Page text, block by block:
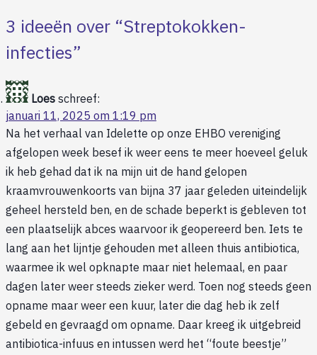
3 ideeën over “Streptokokken-
infecties”
Loes schreef:
januari 11, 2025 om 1:19 pm
Na het verhaal van Idelette op onze EHBO vereniging
afgelopen week besef ik weer eens te meer hoeveel geluk
ik heb gehad dat ik na mijn uit de hand gelopen
kraamvrouwenkoorts van bijna 37 jaar geleden uiteindelijk
geheel hersteld ben, en de schade beperkt is gebleven tot
een plaatselijk abces waarvoor ik geopereerd ben. Iets te
lang aan het lijntje gehouden met alleen thuis antibiotica,
waarmee ik wel opknapte maar niet helemaal, en paar
dagen later weer steeds zieker werd. Toen nog steeds geen
opname maar weer een kuur, later die dag heb ik zelf
gebeld en gevraagd om opname. Daar kreeg ik uitgebreid
antibiotica-infuus en intussen werd het “foute beestje”